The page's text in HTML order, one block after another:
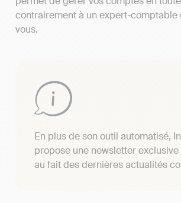
contrairement à un expert-comptable
vous.
En plus de son outil automatisé,
propose une newsletter
au fait des dernières actualités